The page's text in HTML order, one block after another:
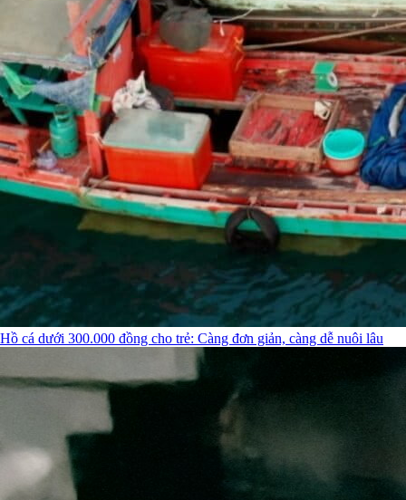
Hồ cá dưới 300.000 đồng cho trẻ: Càng đơn giản, càng dễ nuôi lâu